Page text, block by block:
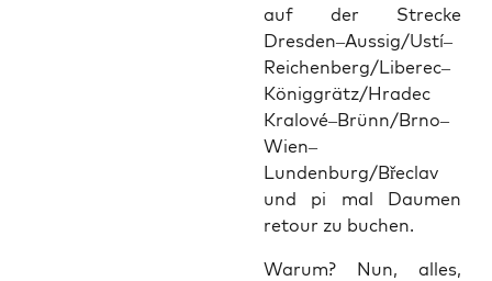
auf der Stre­cke
Dresden–Aussig/Ustí–
Reichenberg/Liberec–
Königgrätz/Hradec
Kralové–Brünn/Brno–
Wien–
Lundenburg/Břeclav
und pi mal Dau­men
retour zu buchen.
War­um? Nun, alles,